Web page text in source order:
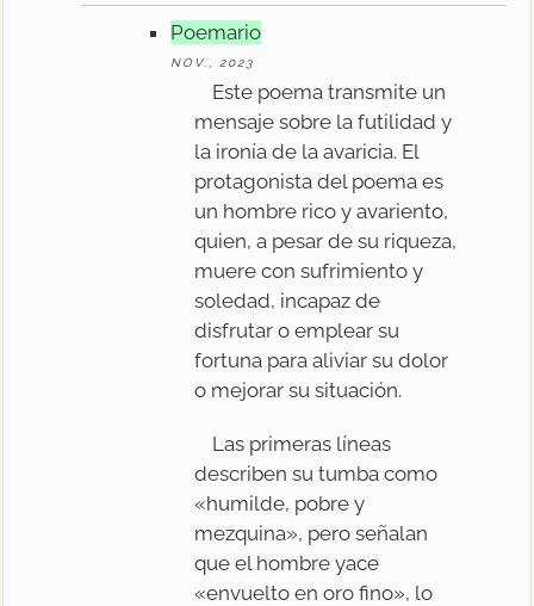
Poemario
NOV., 2023
Este poema transmite un
mensaje sobre la futilidad y
la ironía de la avaricia. El
protagonista del poema es
un hombre rico y avariento,
quien, a pesar de su riqueza,
muere con sufrimiento y
soledad, incapaz de
disfrutar o emplear su
fortuna para aliviar su dolor
o mejorar su situación.
Las primeras líneas
describen su tumba como
«humilde, pobre y
mezquina», pero señalan
que el hombre yace
«envuelto en oro fino», lo